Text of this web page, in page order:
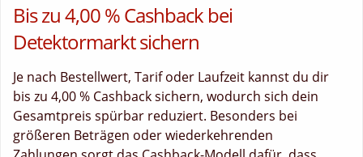
Bis zu 4,00 % Cashback bei
Detektormarkt sichern
Je nach Bestellwert, Tarif oder Laufzeit kannst du dir
bis zu 4,00 % Cashback sichern, wodurch sich dein
Gesamtpreis spürbar reduziert. Besonders bei
größeren Beträgen oder wiederkehrenden